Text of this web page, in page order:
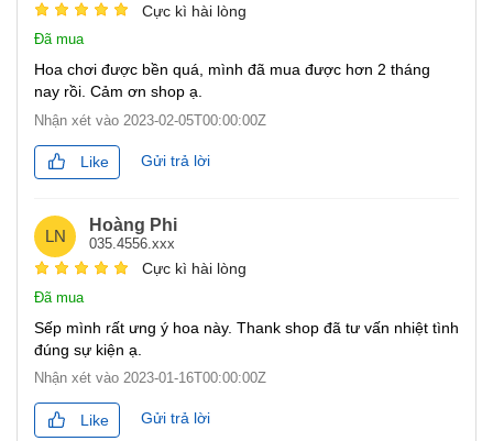
Cực kì hài lòng
Đã mua
Hoa chơi được bền quá, mình đã mua được hơn 2 tháng
nay rồi. Cảm ơn shop ạ.
Nhận xét vào 2023-02-05T00:00:00Z
Like Gửi trả lời
LN
Hoàng Phi
035.4556.xxx
Cực kì hài lòng
Đã mua
Sếp mình rất ưng ý hoa này. Thank shop đã tư vấn nhiệt tình
đúng sự kiện ạ.
Nhận xét vào 2023-01-16T00:00:00Z
Like Gửi trả lời